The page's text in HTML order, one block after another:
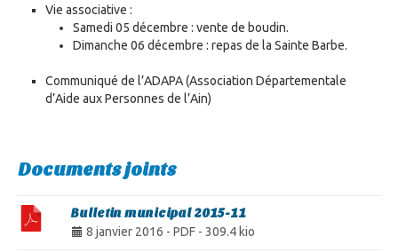
Vie associative :
Samedi 05 décembre : vente de boudin.
Dimanche 06 décembre : repas de la Sainte Barbe.
Communiqué de l’ADAPA (Association Départementale
d’Aide aux Personnes de l’Ain)
Documents joints
Bulletin municipal 2015-11
8 janvier 2016 - PDF - 309.4 kio